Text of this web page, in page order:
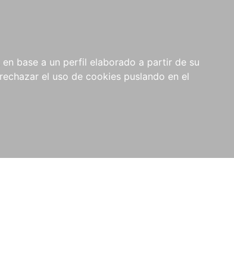
base a un perfil elaborado a partir de su
el uso de cookies puslando en el